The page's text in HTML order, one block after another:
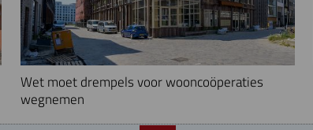
Wet moet drempels voor wooncoöperaties
wegnemen